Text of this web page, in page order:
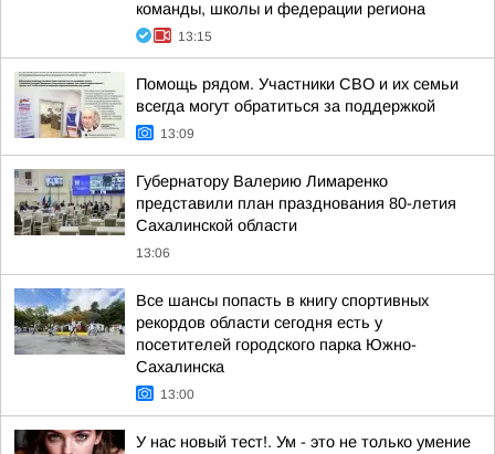
команды, школы и федерации региона
13:15
Помощь рядом. Участники СВО и их семьи
всегда могут обратиться за поддержкой
13:09
Губернатору Валерию Лимаренко
представили план празднования 80-летия
Сахалинской области
13:06
Все шансы попасть в книгу спортивных
рекордов области сегодня есть у
посетителей городского парка Южно-
Сахалинска
13:00
У нас новый тест!. Ум - это не только умение